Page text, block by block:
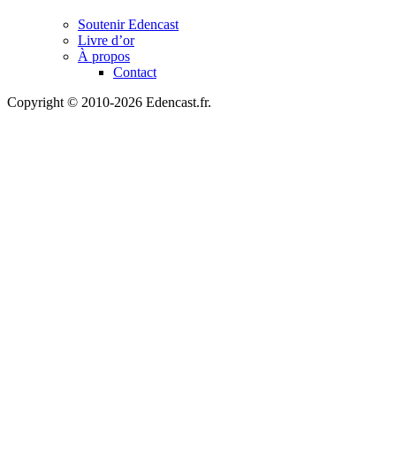
Soutenir Edencast
Livre d’or
À propos
Contact
Copyright © 2010-2026 Edencast.fr.